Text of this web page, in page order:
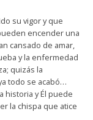
su vigor y que
encender una
cansado de amar,
y la enfermedad
quizás la
todo se acabó…
historia y Él puede
la chispa que atice